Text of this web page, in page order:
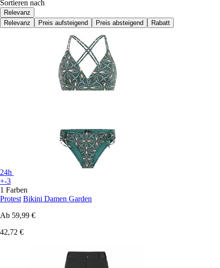
Sortieren nach
Relevanz
Relevanz
Preis aufsteigend Preis absteigend Rabatt
24h
+-3
1 Farben
Protest Bikini Damen Garden
Ab 59,99 €
42,72 €